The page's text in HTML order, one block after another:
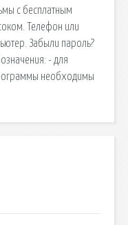
с бесплатным
Телефон или
Забыли пароль?
- для
необходимы